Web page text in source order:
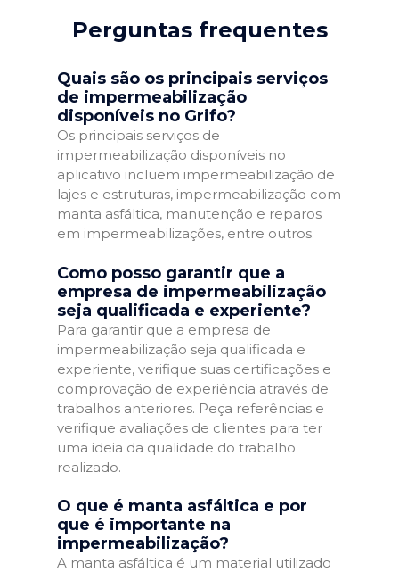
Perguntas frequentes
Quais são os principais serviços
de impermeabilização
disponíveis no Grifo?
Os principais serviços de
impermeabilização disponíveis no
aplicativo incluem impermeabilização de
lajes e estruturas, impermeabilização com
manta asfáltica, manutenção e reparos
em impermeabilizações, entre outros.
Como posso garantir que a
empresa de impermeabilização
seja qualificada e experiente?
Para garantir que a empresa de
impermeabilização seja qualificada e
experiente, verifique suas certificações e
comprovação de experiência através de
trabalhos anteriores. Peça referências e
verifique avaliações de clientes para ter
uma ideia da qualidade do trabalho
realizado.
O que é manta asfáltica e por
que é importante na
impermeabilização?
A manta asfáltica é um material utilizado